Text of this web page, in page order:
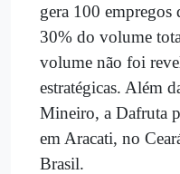
gera 100 empregos
30% do volume
volume não foi
estratégicas. Além
Mineiro, a Dafruta
em Aracati, no
Brasil.